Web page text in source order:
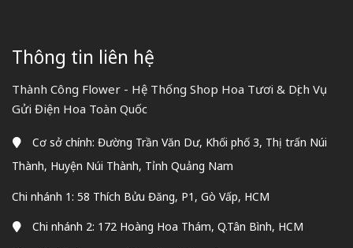
Thông tin liên hệ
Thành Công Flower - Hệ Thống Shop Hoa Tươi & Dịch Vụ
Gửi Điện Hoa Toàn Quốc
Cơ sở chính: Đường Trần Văn Dư, Khối phố 3, Thị trấn Núi
Thành, Huyện Núi Thành, Tỉnh Quảng Nam
Chi nhánh 1: 58 Thích Bửu Đăng, P1, Gò Vấp, HCM
Chi nhánh 2: 172 Hoàng Hoa Thám, Q.Tân Bình, HCM